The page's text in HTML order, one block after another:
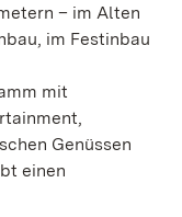
– im Alten
im Festinbau
mit
Genüssen
einen